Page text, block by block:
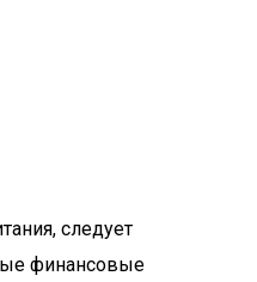
следует
финансовые